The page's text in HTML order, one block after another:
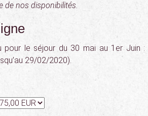
de nos disponibilités.
pour le séjour du 30 mai au 1er Juin :
29/02/2020).